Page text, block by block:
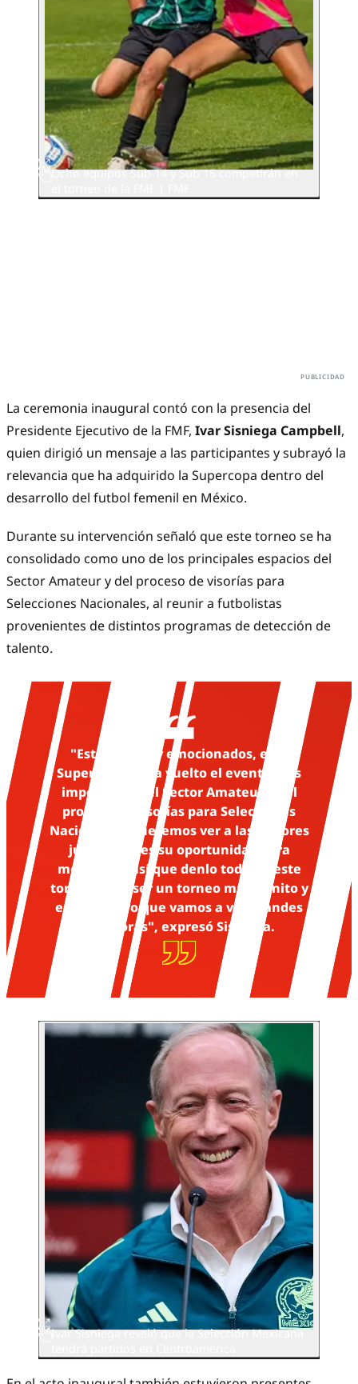
Ocho equipos Sub 14 y Sub 15 competirán en
La ceremonia inaugural contó con la presencia del
Presidente Ejecutivo de la FMF, Ivar Sisniega Campbell,
quien dirigió un mensaje a las participantes y subrayó la
relevancia que ha adquirido la Supercopa dentro del
desarrollo del futbol femenil en México.
Durante su intervención señaló que este torneo se ha
consolidado como uno de los principales espacios del
Sector Amateur y del proceso de visorías para
Selecciones Nacionales, al reunir a futbolistas
provenientes de distintos programas de detección de
talento.
"Estamos muy emocionados, esta
Supercopa se ha vuelto el evento más
importante del Sector Amateur y del
proceso de visorías para Selecciones
Nacionales. Queremos ver a las mejores
jugadoras, es su oportunidad para
mostrarse, así que denlo todo en este
torneo. Va a ser un torneo muy bonito y
estoy seguro que vamos a ver grandes
jugadoras", expresó Sisniega.
Ivar Sisniega reveló que la Selección Mexicana